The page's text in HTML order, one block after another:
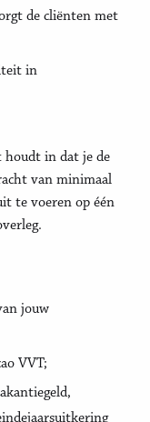
de cliënten met
in
houdt in dat je de
van minimaal
te voeren op één
jouw
VVT;